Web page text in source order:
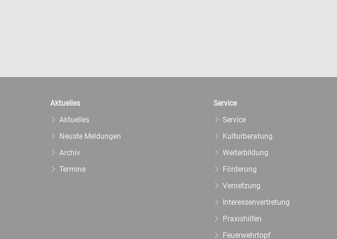
Aktuelles
Aktuelles
Neuste Meldungen
Archiv
Termine
Service
Service
Kulturberatung
Weiterbildung
Förderung
Vernetzung
Interessenvertretung
Praxishilfen
Feuerwehrtopf